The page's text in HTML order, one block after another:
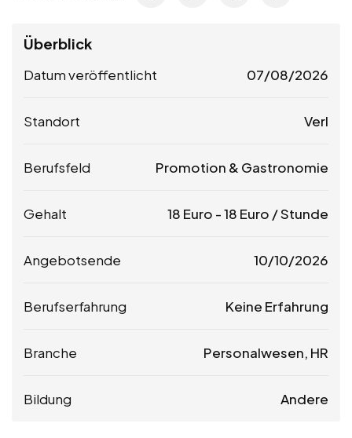
Überblick
Datum veröffentlicht 07/08/2026
Standort Verl
Berufsfeld Promotion & Gastronomie
Gehalt 18 Euro -18 Euro / Stunde
Angebotsende 10/10/2026
Berufserfahrung Keine Erfahrung
Branche Personalwesen, HR
Bildung Andere